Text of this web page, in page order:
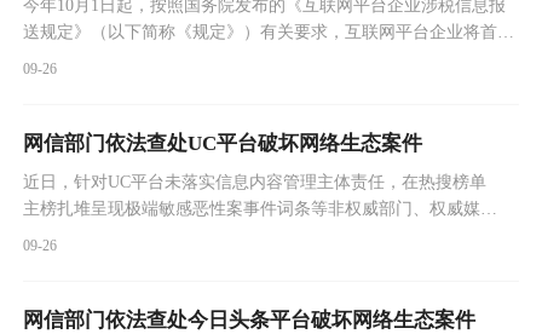
今年10月1日起，按照国务院发布的《互联网平台企业涉税信息报
送规定》（以下简称《规定》）有关要求，互联网平台企业将首次
09-26
网信部门依法查处UC平台破坏网络生态案件
近日，针对UC平台未落实信息内容管理主体责任，在热搜榜单
主榜扎堆呈现极端敏感恶性案事件词条等非权威部门、权威媒体
令限期改正、警告、从严处理责任人等处置处罚措施。
09-26
网信部门依法查处今日头条平台破坏网络生态案件